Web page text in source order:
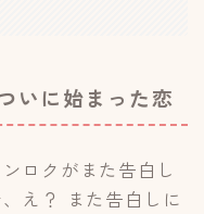
いに始まった恋
ロクがまた告白し
え？ また告白しに